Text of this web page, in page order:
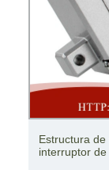
Estructura
interruptor de